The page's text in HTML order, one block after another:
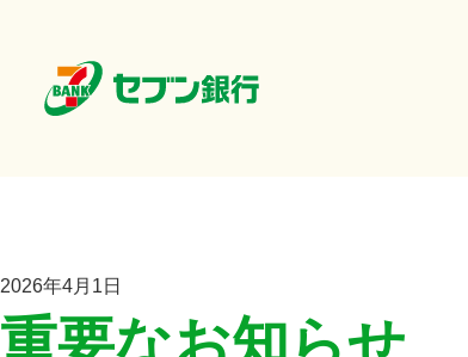
2026年4月1日
重要なお知らせ